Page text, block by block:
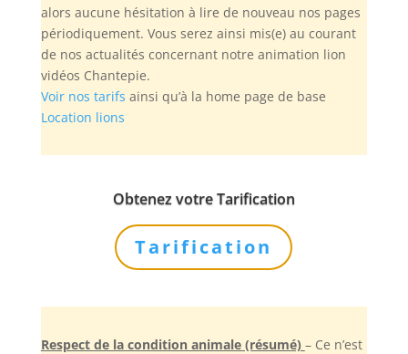
alors aucune hésitation à lire de nouveau nos pages
périodiquement. Vous serez ainsi mis(e) au courant
de nos actualités concernant notre animation lion
vidéos Chantepie.
Voir nos tarifs ainsi qu’à la home page de base
Location lions
Obtenez votre Tarification
Tarification
Respect de la condition animale (résumé) – Ce n’est